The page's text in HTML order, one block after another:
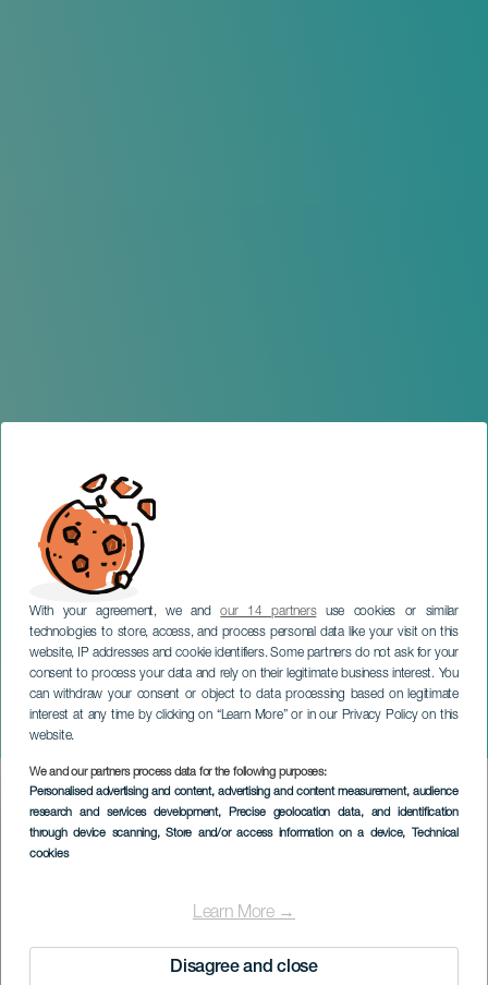
With your agreement, we andour 14 partnersuse cookies or similar
technologies to store, access, and process personal data like your visit on this
website, IP addresses and cookie identifiers. Some partners do not ask for your
consent to process your data and rely on their legitimate business interest. You
can withdraw your consent or object to data processing based on legitimate
interest at any time by clicking on “Learn More” or in our Privacy Policy on this
website.
We and our partners process data for the following purposes:
Personalised advertising and content, advertising and content measurement, audience
research and services development, Precise geolocation data, and identification
through device scanning, Store and/or access information on a device, Technical
cookies
Learn More →
Disagree and close
OCR Mencey Obstacle
Race
TENERIFE
Imagen
Listado